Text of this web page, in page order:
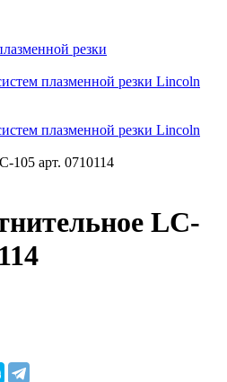
резки
плазменной резки Lincoln
плазменной резки Lincoln
105 арт. 0710114
LC-